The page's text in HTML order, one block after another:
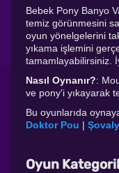
Bebek Pony Banyo
temiz görünmesini
oyun yönelgelerini
yıkama işlemini
tamamlayabilirsiniz.
Nasıl Oynanır?:
ve pony'i yıkayarak
Bu oyunlarıda
Doktor Pou |
Oyun